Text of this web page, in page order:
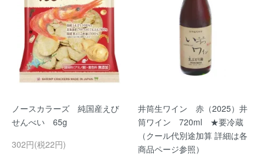
ノースカラーズ 純国産えび
せんべい 65g
302円(税22円)
井筒生ワイン 赤（2025）井
筒ワイン 720ml ★要冷蔵
（クール代別途加算 詳細は各
商品ページ参照）